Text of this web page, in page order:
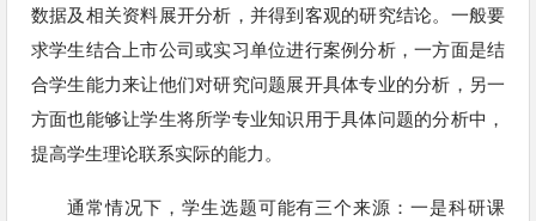
数据及相关资料展开分析，并得到客观的研究结论。一般要
求学生结合上市公司或实习单位进行案例分析，一方面是结
合学生能力来让他们对研究问题展开具体专业的分析，另一
方面也能够让学生将所学专业知识用于具体问题的分析中，
提高学生理论联系实际的能力。
通常情况下，学生选题可能有三个来源：一是科研课